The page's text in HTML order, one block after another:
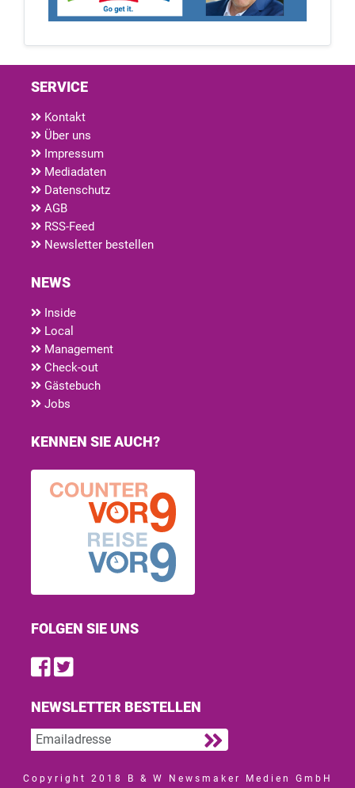
SERVICE
Kontakt
Über uns
Impressum
Mediadaten
Datenschutz
AGB
RSS-Feed
Newsletter bestellen
NEWS
Inside
Local
Management
Check-out
Gästebuch
Jobs
KENNEN SIE AUCH?
FOLGEN SIE UNS
Find us on Facebook
Follow us on Twitter
NEWSLETTER BESTELLEN
Copyright 2018 B & W Newsmaker Medien GmbH